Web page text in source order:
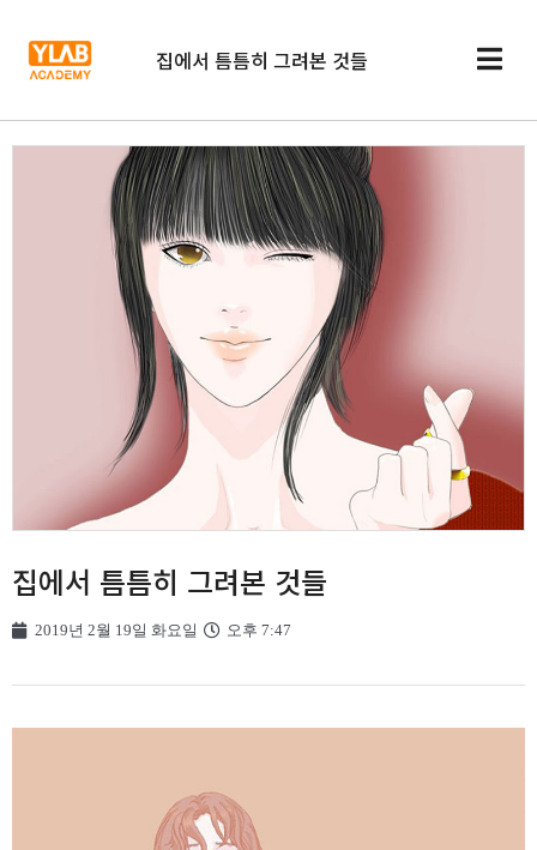
집에서 틈틈히 그려본 것들
집에서 틈틈히 그려본 것들
2019년 2월 19일 화요일 오후 7:47